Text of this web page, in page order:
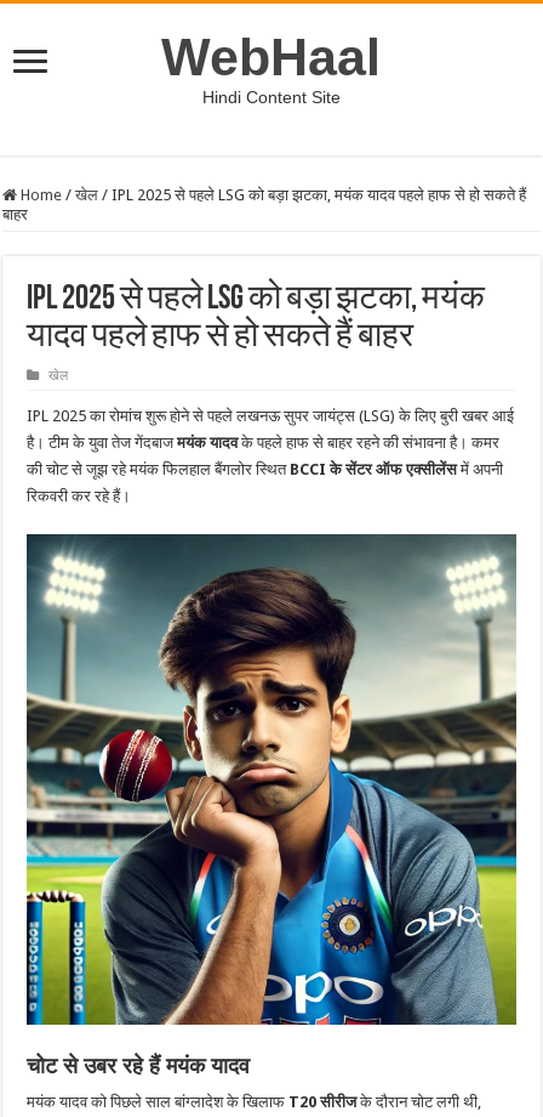
WebHaal
Hindi Content Site
Home / खेल / IPL 2025 से पहले LSG को बड़ा झटका, मयंक यादव पहले हाफ से हो सकते हैं
बाहर
IPL 2025 से पहले LSG को बड़ा झटका, मयंक
यादव पहले हाफ से हो सकते हैं बाहर
खेल
IPL 2025 का रोमांच शुरू होने से पहले लखनऊ सुपर जायंट्स (LSG) के लिए बुरी खबर आई
है। टीम के युवा तेज गेंदबाजमयंक यादवके पहले हाफ से बाहर रहने की संभावना है। कमर
की चोट से जूझ रहे मयंक फिलहाल बैंगलोर स्थित BCCI के सेंटर ऑफ एक्सीलेंसमें अपनी
रिकवरी कर रहे हैं।
चोट से उबर रहे हैं मयंक यादव
मयंक यादव को पिछले साल बांग्लादेश के खिलाफ T20 सीरीजके दौरान चोट लगी थी,